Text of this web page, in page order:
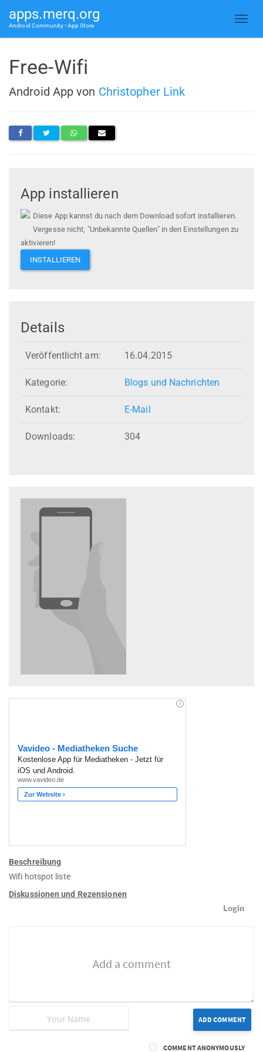
apps.merq.org
Android Community • App Store
Free-Wifi
Android App von Christopher Link
App installieren
Diese App kannst du nach dem Download sofort installieren.
Vergesse nicht, "Unbekannte Quellen" in den Einstellungen zu
aktivieren!
INSTALLIEREN
Details
Veröffentlicht am: 16.04.2015
Kategorie: Blogs und Nachrichten
Kontakt: E-Mail
Downloads: 304
Beschreibung
Wifi hotspot liste
Diskussionen und Rezensionen
Login
ADD COMMENT
COMMENT ANONYMOUSLY